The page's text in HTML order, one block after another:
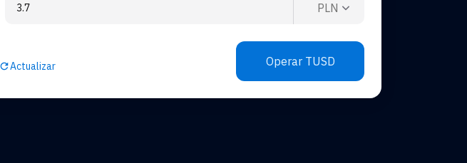
PLN
Actualizar Operar TUSD